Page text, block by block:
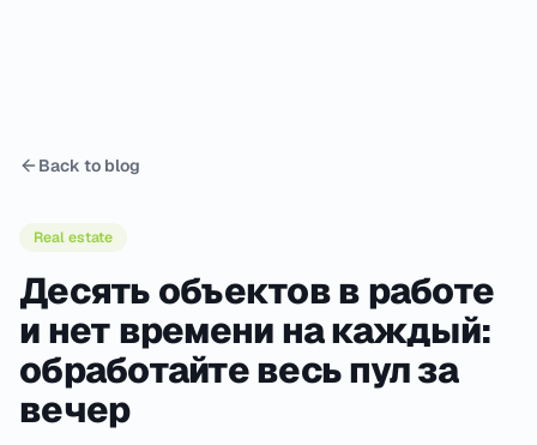
Back to blog
Real estate
Десять объектов в работе
и нет времени на каждый:
обработайте весь пул за
вечер